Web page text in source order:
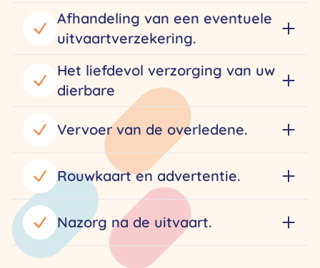
Afhandeling van een eventuele
uitvaartverzekering.
Het liefdevol verzorging van uw
dierbare
Vervoer van de overledene.
Rouwkaart en advertentie.
Nazorg na de uitvaart.